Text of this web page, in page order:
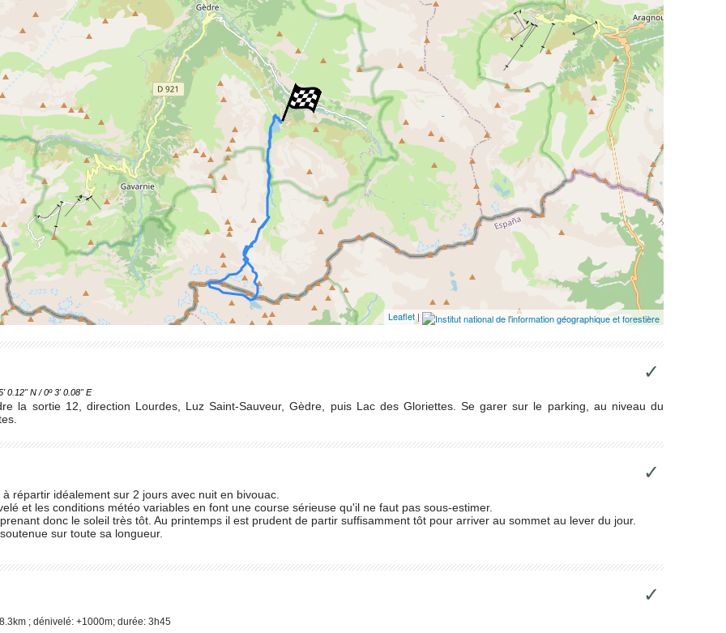
ESRI Word Imagery
Photographies aériennes
Leaflet|
✓
0.12'' N / 0º 3' 0.08'' E
la sortie 12, direction Lourdes, Luz Saint-Sauveur, Gèdre, puis Lac des Gloriettes. Se garer sur le parking, au niveau du
✓
répartir idéalement sur 2 jours avec nuit en bivouac.
et les conditions météo variables en font une course sérieuse qu'il ne faut pas sous-estimer.
donc le soleil très tôt. Au printemps il est prudent de partir suffisamment tôt pour arriver au sommet au lever du jour.
sur toute sa longueur.
✓
; dénivelé: +1000m; durée: 3h45